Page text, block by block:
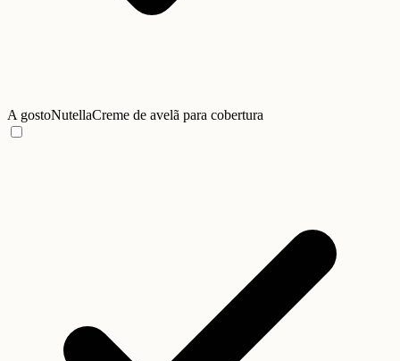
A gostoNutellaCreme de avelã para cobertura